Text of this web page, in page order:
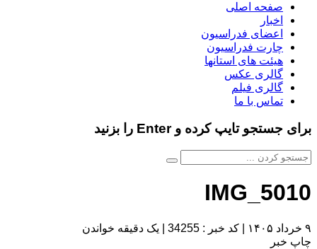
صفحه اصلی
اخبار
اعضای فدراسیون
چارت فدراسیون
هیئت های استانها
گالری عکس
گالری فیلم
تماس با ما
برای جستجو تایپ کرده و Enter را بزنید
IMG_5010
۹ خرداد ۱۴۰۵ کد خبر : 34255
یک دقیقه خواندن
چاپ خبر